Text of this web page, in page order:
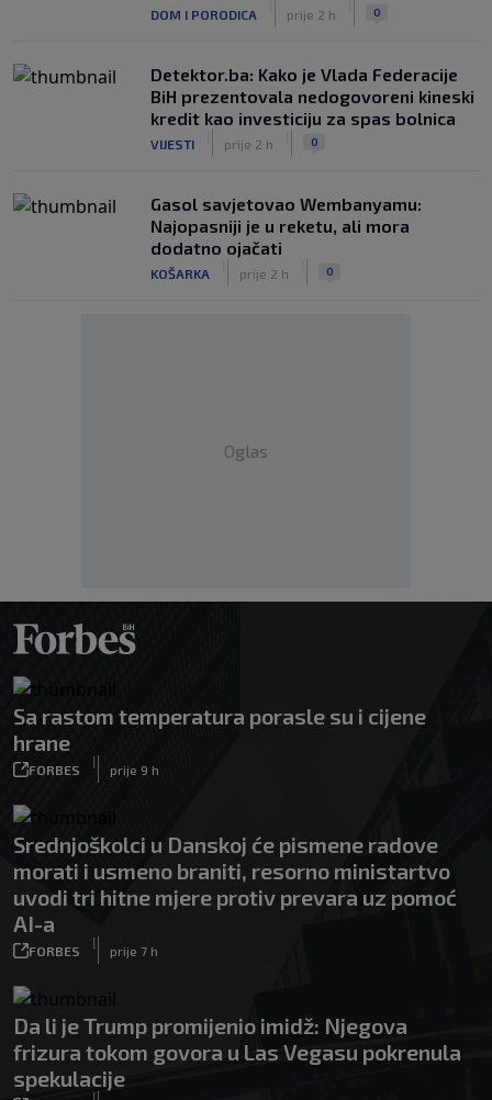
DOM I PORODICA prije 2 h 0
Detektor.ba: Kako je Vlada Federacije
BiH prezentovala nedogovoreni kineski
kredit kao investiciju za spas bolnica
VIJESTI prije 2 h 0
Gasol savjetovao Wembanyamu:
Najopasniji je u reketu, ali mora
dodatno ojačati
KOŠARKA prije 2 h 0
Oglas
Sa rastom temperatura porasle su i cijene
hrane
FORBES
|
prije 9 h
Srednjoškolci u Danskoj će pismene radove
morati i usmeno braniti, resorno ministartvo
uvodi tri hitne mjere protiv prevara uz pomoć
AI-a
FORBES
|
prije 7 h
Da li je Trump promijenio imidž: Njegova
frizura tokom govora u Las Vegasu pokrenula
spekulacije
|